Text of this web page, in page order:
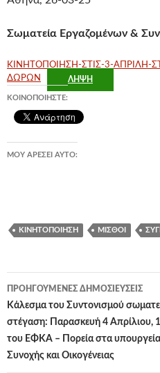
Σωματεία Εργαζομένων &
ΚΙΝΗΤΟΠΟΙΗΣΗ-ΣΤΙΣ-3-ΑΠΡΙΛΗ-
ΔΩΡΩΝ
ΛΉΨΗ
ΚΟΙΝΟΠΟΙΉΣΤΕ:
ΜΟΥ ΑΡΈΣΕΙ ΑΥΤΌ:
ΚΙΝΗΤΟΠΟΊΗΣΗ ΜΙΣΘΟΊ
Πλοήγηση
άρθρων
ΠΡΟΗΓΟΎΜΕΝΕΣ ΔΗΜΟΣΙΕΎΣΕΙΣ
Κάλεσμα του Συντονισμού
στέγαση: Παρασκευή 4 Απρίλιου,
του ΕΦΚΑ – Πορεία στα
Συνοχής και Οικογένειας